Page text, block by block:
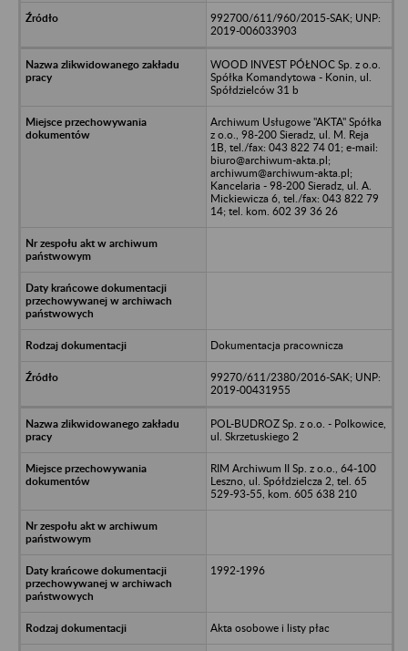
992700/611/960/2015-SAK; UNP:
2019-006033903
WOOD INVEST PÓŁNOC Sp. z o.o.
Spółka Komandytowa - Konin, ul.
Spółdzielców 31 b
Archiwum Usługowe "AKTA" Spółka
z o.o., 98-200 Sieradz, ul. M. Reja
1B, tel./fax: 043 822 74 01; e-mail:
biuro@archiwum-akta.pl;
archiwum@archiwum-akta.pl;
Kancelaria - 98-200 Sieradz, ul. A.
Mickiewicza 6, tel./fax: 043 822 79
14; tel. kom. 602 39 36 26
Dokumentacja pracownicza
99270/611/2380/2016-SAK; UNP:
2019-00431955
POL-BUDROZ Sp. z o.o. - Polkowice,
ul. Skrzetuskiego 2
RIM Archiwum II Sp. z o.o., 64-100
Leszno, ul. Spółdzielcza 2, tel. 65
529-93-55, kom. 605 638 210
1992-1996
Akta osobowe i listy płac